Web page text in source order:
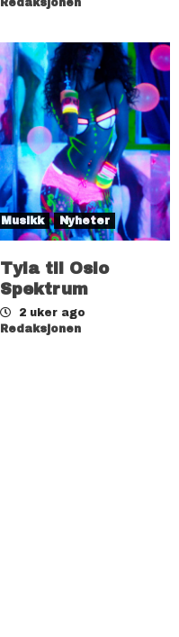
Redaksjonen
Musikk Nyheter
Tyla til Oslo
Spektrum
2 uker ago
Redaksjonen